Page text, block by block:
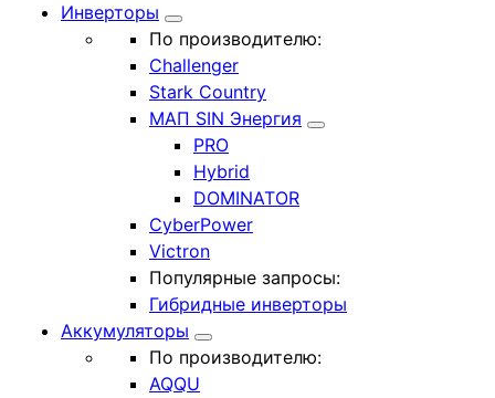
Инверторы
По производителю:
Challenger
Stark Country
МАП SIN Энергия
PRO
Hybrid
DOMINATOR
CyberPower
Victron
Популярные запросы:
Гибридные инверторы
Аккумуляторы
По производителю:
AQQU